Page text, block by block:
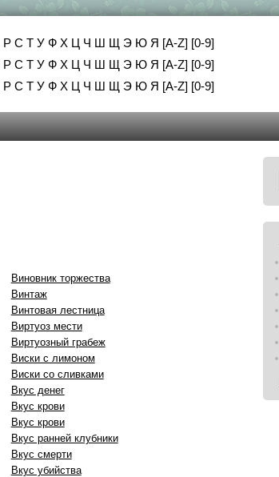
Р С Т У Ф Х Ц Ч Ш Щ Э Ю Я [A-Z] [0-9]
Р С Т У Ф Х Ц Ч Ш Щ Э Ю Я [A-Z] [0-9]
Р С Т У Ф Х Ц Ч Ш Щ Э Ю Я [A-Z] [0-9]
Виновник торжества
Винтаж
Винтовая лестница
Виртуоз мести
Виртуозный грабеж
Виски с лимоном
Виски со сливками
Вкус денег
Вкус крови
Вкус крови
Вкус ранней клубники
Вкус смерти
Вкус убийства